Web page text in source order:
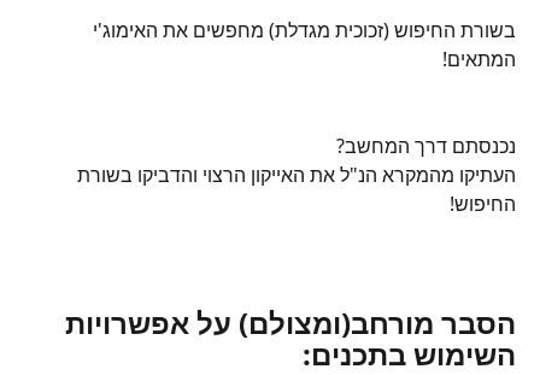
בשורת החיפוש (זכוכית מגדלת) מחפשים את האימוג'י
המתאים!
נכנסתם דרך המחשב?
העתיקו מהמקרא הנ"ל את האייקון הרצוי והדביקו בשורת
החיפוש!
הסבר מורחב(ומצולם) על אפשרויות
השימוש בתכנים: